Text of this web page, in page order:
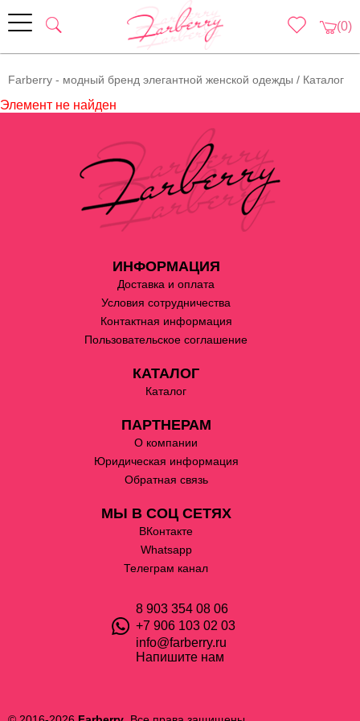
(0)
Farberry - модный бренд элегантной женской одежды / Каталог
Элемент не найден
ИНФОРМАЦИЯ
Доставка и оплата
Условия сотрудничества
Контактная информация
Пользовательское соглашение
КАТАЛОГ
Каталог
ПАРТНЕРАМ
О компании
Юридическая информация
Обратная связь
МЫ В СОЦ СЕТЯХ
ВКонтакте
Whatsapp
Телеграм канал
8 903 354 08 06
+7 906 103 02 03
info@farberry.ru
Напишите нам